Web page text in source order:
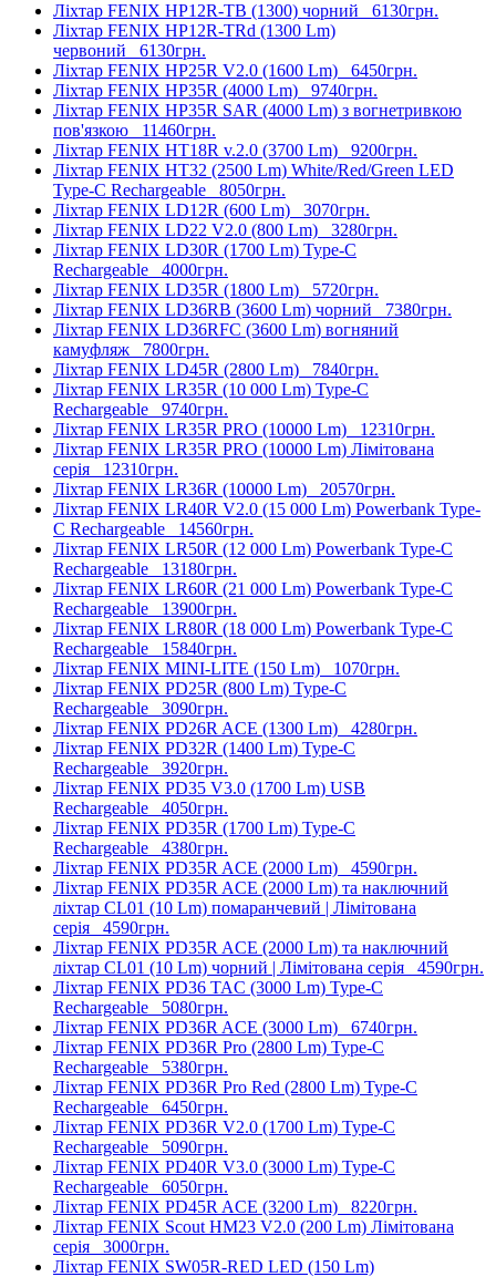
Ліхтар FENIX HP12R-TB (1300) чорний 6130грн.
Ліхтар FENIX HP12R-TRd (1300 Lm)
червоний 6130грн.
Ліхтар FENIX HP25R V2.0 (1600 Lm) 6450грн.
Ліхтар FENIX HP35R (4000 Lm) 9740грн.
Ліхтар FENIX HP35R SAR (4000 Lm) з вогнетривкою
пов'язкою 11460грн.
Ліхтар FENIX HT18R v.2.0 (3700 Lm) 9200грн.
Ліхтар FENIX HT32 (2500 Lm) White/Red/Green LED
Type-C Rechargeable 8050грн.
Ліхтар FENIX LD12R (600 Lm) 3070грн.
Ліхтар FENIX LD22 V2.0 (800 Lm) 3280грн.
Ліхтар FENIX LD30R (1700 Lm) Type-C
Rechargeable 4000грн.
Ліхтар FENIX LD35R (1800 Lm) 5720грн.
Ліхтар FENIX LD36RB (3600 Lm) чорний 7380грн.
Ліхтар FENIX LD36RFC (3600 Lm) вогняний
камуфляж 7800грн.
Ліхтар FENIX LD45R (2800 Lm) 7840грн.
Ліхтар FENIX LR35R (10 000 Lm) Type-C
Rechargeable 9740грн.
Ліхтар FENIX LR35R PRO (10000 Lm) 12310грн.
Ліхтар FENIX LR35R PRO (10000 Lm) Лімітована
серія 12310грн.
Ліхтар FENIX LR36R (10000 Lm) 20570грн.
Ліхтар FENIX LR40R V2.0 (15 000 Lm) Powerbank Type-
C Rechargeable 14560грн.
Ліхтар FENIX LR50R (12 000 Lm) Powerbank Type-C
Rechargeable 13180грн.
Ліхтар FENIX LR60R (21 000 Lm) Powerbank Type-C
Rechargeable 13900грн.
Ліхтар FENIX LR80R (18 000 Lm) Powerbank Type-C
Rechargeable 15840грн.
Ліхтар FENIX MINI-LITE (150 Lm) 1070грн.
Ліхтар FENIX PD25R (800 Lm) Type-C
Rechargeable 3090грн.
Ліхтар FENIX PD26R ACE (1300 Lm) 4280грн.
Ліхтар FENIX PD32R (1400 Lm) Type-C
Rechargeable 3920грн.
Ліхтар FENIX PD35 V3.0 (1700 Lm) USB
Rechargeable 4050грн.
Ліхтар FENIX PD35R (1700 Lm) Type-C
Rechargeable 4380грн.
Ліхтар FENIX PD35R ACE (2000 Lm) 4590грн.
Ліхтар FENIX PD35R ACE (2000 Lm) та наключний
ліхтар CL01 (10 Lm) помаранчевий | Лімітована
серія 4590грн.
Ліхтар FENIX PD35R ACE (2000 Lm) та наключний
ліхтар CL01 (10 Lm) чорний | Лімітована серія 4590грн.
Ліхтар FENIX PD36 TAC (3000 Lm) Type-C
Rechargeable 5080грн.
Ліхтар FENIX PD36R ACE (3000 Lm) 6740грн.
Ліхтар FENIX PD36R Pro (2800 Lm) Type-C
Rechargeable 5380грн.
Ліхтар FENIX PD36R Pro Red (2800 Lm) Type-C
Rechargeable 6450грн.
Ліхтар FENIX PD36R V2.0 (1700 Lm) Type-C
Rechargeable 5090грн.
Ліхтар FENIX PD40R V3.0 (3000 Lm) Type-C
Rechargeable 6050грн.
Ліхтар FENIX PD45R ACE (3200 Lm) 8220грн.
Ліхтар FENIX Scout HM23 V2.0 (200 Lm) Лімітована
серія 3000грн.
Ліхтар FENIX SW05R-RED LED (150 Lm)